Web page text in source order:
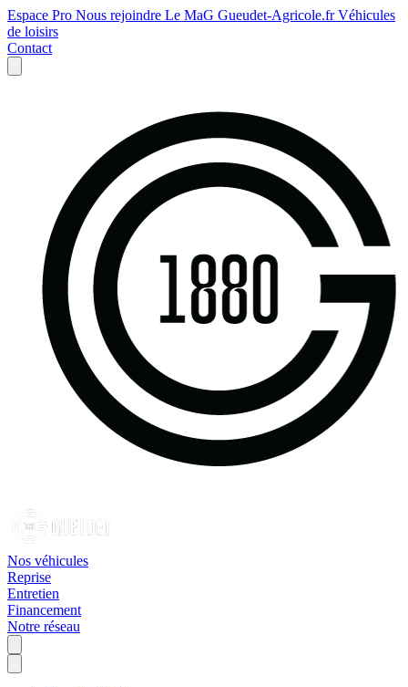
Espace Pro Nous rejoindre Le MaG Gueudet-Agricole.frVéhicules
de loisirs
Contact
Nos véhicules
Reprise
Entretien
Financement
Notre réseau